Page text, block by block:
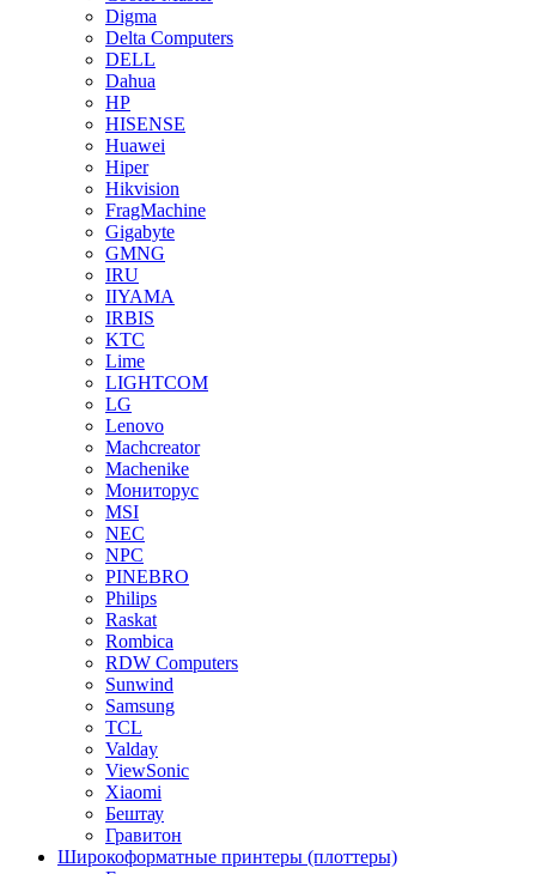
Digma
Delta Computers
DELL
Dahua
HP
HISENSE
Huawei
Hiper
Hikvision
FragMachine
Gigabyte
GMNG
IRU
IIYAMA
IRBIS
KTC
Lime
LIGHTCOM
LG
Lenovo
Machcreator
Machenike
Мониторус
MSI
NEC
NPC
PINEBRO
Philips
Raskat
Rombica
RDW Computers
Sunwind
Samsung
TCL
Valday
ViewSonic
Xiaomi
Бештау
Гравитон
Широкоформатные принтеры (плоттеры)